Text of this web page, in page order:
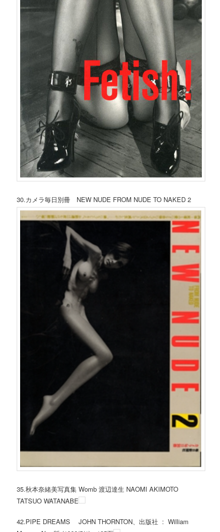
30.カメラ毎日別冊 NEW NUDE FROM NUDE TO NAKED 2
35.秋本奈緒美写真集 Womb 渡辺達生 NAOMI AKIMOTO
TATSUO WATANABE
42.PIPE DREAMS JOHN THORNTON、出版社 ‏ : ‎ William